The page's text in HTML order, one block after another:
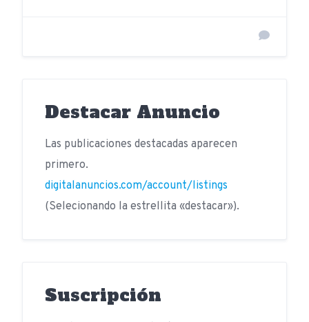
Destacar Anuncio
Las publicaciones destacadas aparecen
primero.
digitalanuncios.com/account/listings
(Selecionando la estrellita «destacar»).
Suscripción